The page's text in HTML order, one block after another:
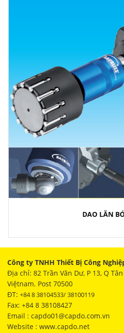
DAO LĂN
Công ty TNHH Thiết Bị Công
Địa chỉ: 82 Trần Văn Dư, P 13, Q
Việtnam. Post 70500
ĐT: +84 8 38104533/ 38100119
Fax: +84 8 38108427
Email : capdo01@capdo.com.vn
Website : www.capdo.net